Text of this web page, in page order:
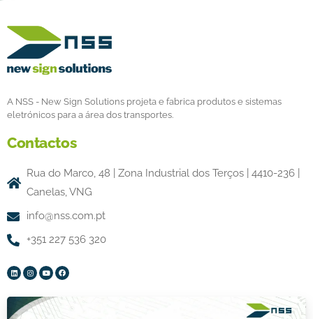
A NSS - New Sign Solutions projeta e fabrica produtos e sistemas
eletrónicos para a área dos transportes.
Contactos
Rua do Marco, 48 | Zona Industrial dos Terços | 4410-236 |
Canelas, VNG
info@nss.com.pt
+351 227 536 320